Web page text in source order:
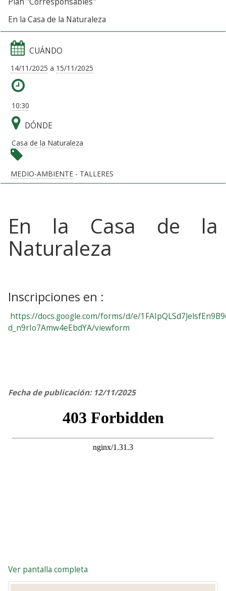
En la Casa de la Naturaleza
CUÁNDO
14/11/2025 a 15/11/2025
10:30
DÓNDE
Casa de la Naturaleza
MEDIO-AMBIENTE - TALLERES
En la Casa de la
Naturaleza
Inscripciones en :
https://docs.google.com/forms/d/e/
d_n9rIo7Amw4eEbdYA/viewform
Fecha de publicación: 12/11/2025
Ver pantalla completa